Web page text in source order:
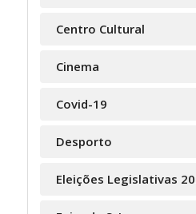
Centro Cultural
Cinema
Covid-19
Desporto
Eleições Legislativas